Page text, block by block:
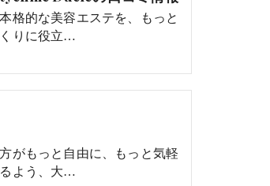
格的な美容エステを、もっと
りに役立…
がもっと自由に、もっと気軽
よう、大…